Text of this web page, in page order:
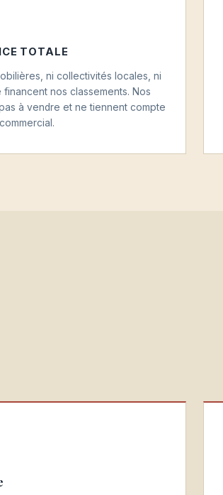
TOTALE
ni collectivités locales, ni
financent nos classements. Nos
à vendre et ne tiennent compte